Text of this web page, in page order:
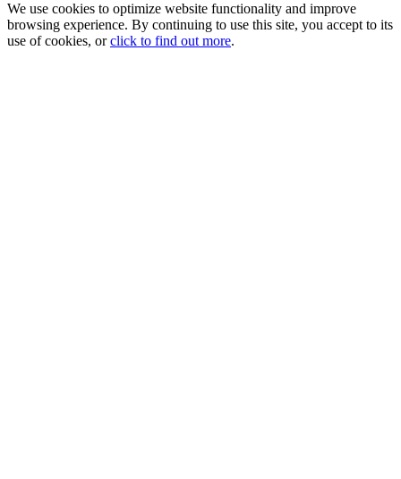
We use cookies to optimize website functionality and improve
browsing experience. By continuing to use this site, you accept to its
use of cookies, orclick to find out more.